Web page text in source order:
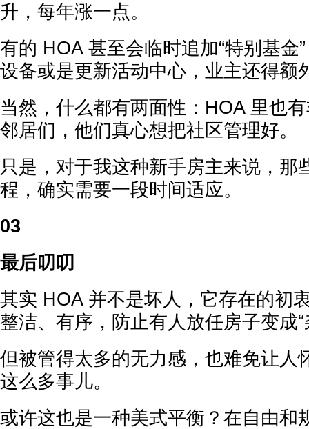
升，每年涨一点。
有的 HOA 甚至会临时追加“特别基金
设备或是更新活动中心，业主还得额
当然，什么都有两面性：HOA 里也
邻居们，他们真心想把社区管理好。
只是，对于我这种新手房主来说，那
程，确实需要一段时间适应。
03
最后叨叨
其实 HOA 并不是坏人，它存在的初
整洁、有序，防止有人放任房子变成
但被管得太多的无力感，也难免让人
这么多事儿。
或许这也是一种美式平衡？在自由和